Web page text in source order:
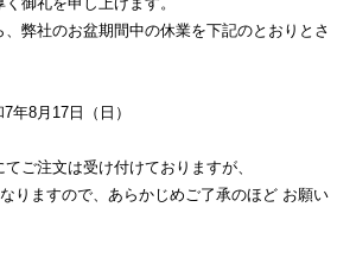
弊社のお盆期間中の休業を下記のとおりとさ
年8月17日（日）
ご注文は受け付けておりますが、
りますので、あらかじめご了承のほど お願い